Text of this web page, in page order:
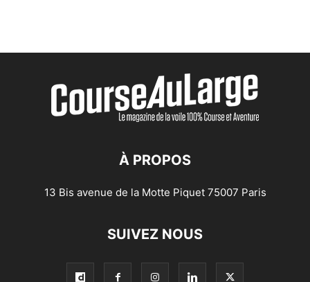
À PROPOS
13 Bis avenue de la Motte Piquet 75007 Paris
SUIVEZ NOUS